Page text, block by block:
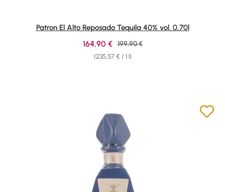
Patron El Alto Reposado Tequila 40% vol. 0,70l
(235,57 € / 1 l)
Sale price:
164,90 € Regular price:
199,90 €